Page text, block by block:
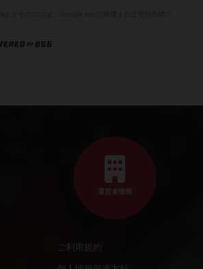
運営者情報
ご利用規約